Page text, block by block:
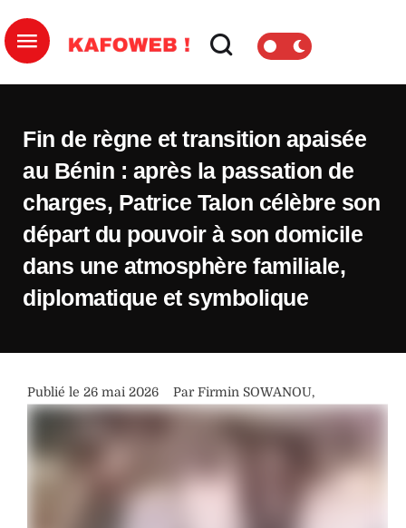
Fin de règne et transition apaisée
au Bénin : après la passation de
charges, Patrice Talon célèbre son
départ du pouvoir à son domicile
dans une atmosphère familiale,
diplomatique et symbolique
Publié le 26 mai 2026 Par Firmin SOWANOU,